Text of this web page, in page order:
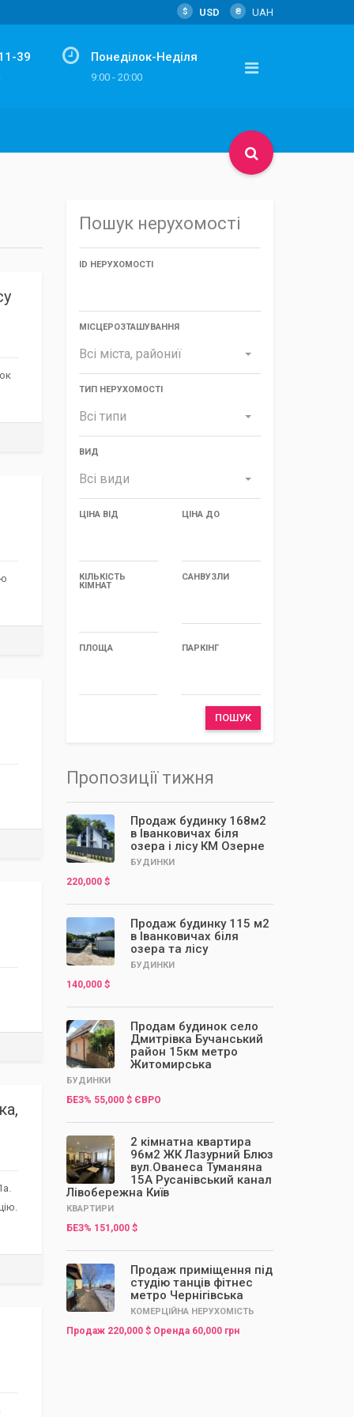
$ USD ₴ UAH
Понеділок-Неділя
9:00 - 20:00
39
Пошук нерухомості
ID НЕРУХОМОСТІ
МІСЦЕРОЗТАШУВАННЯ
Всі міста, райониї
ТИП НЕРУХОМОСТІ
Всі типи
ВИД
Всі види
ЦІНА ВІД ЦІНА ДО
КІЛЬКІСТЬ
КІМНАТ
САНВУЗЛИ
ПЛОЩА ПАРКІНГ
ПОШУК
Пропозиції тижня
Продаж будинку 168м2
в Іванковичах біля
озера і лісу КМ Озерне
БУДИНКИ
220,000 $
Продаж будинку 115 м2
в Іванковичах біля
озера та лісу
БУДИНКИ
140,000 $
Продам будинок село
Дмитрівка Бучанський
район 15км метро
Житомирська
БУДИНКИ
БЕЗ% 55,000 $ ЄВРО
2 кімнатна квартира
96м2 ЖК Лазурний Блюз
вул.Ованеса Туманяна
15А Русанівський канал
Лівобережна Київ
КВАРТИРИ
БЕЗ% 151,000 $
Продаж приміщення під
студію танців фітнес
метро Чернігівська
КОМЕРЦІЙНА НЕРУХОМІСТЬ
Продаж 220,000 $ Оренда 60,000 грн